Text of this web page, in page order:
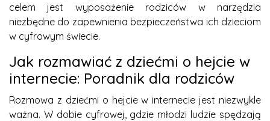
celem jest wyposażenie rodziców w narzędzia
niezbędne do zapewnienia bezpieczeństwa ich dzieciom
w cyfrowym świecie.
Jak rozmawiać z dziećmi o hejcie w
internecie: Poradnik dla rodziców
Rozmowa z dziećmi o hejcie w internecie jest niezwykle
ważna. W dobie cyfrowej, gdzie młodzi ludzie spędzają